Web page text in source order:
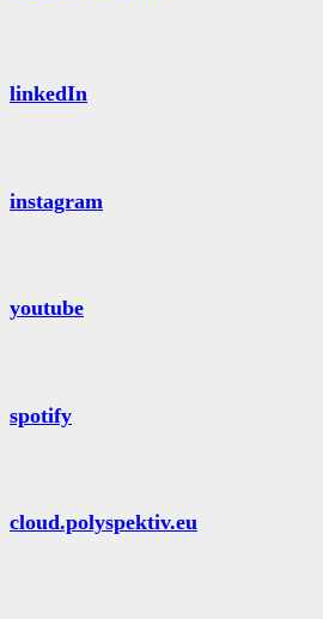
linkedIn
instagram
youtube
spotify
cloud.polyspektiv.eu